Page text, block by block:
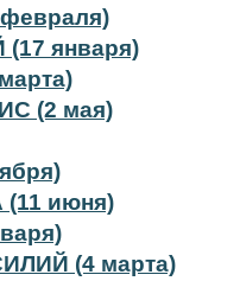
января)
(2 мая)
июня)
(4 марта)